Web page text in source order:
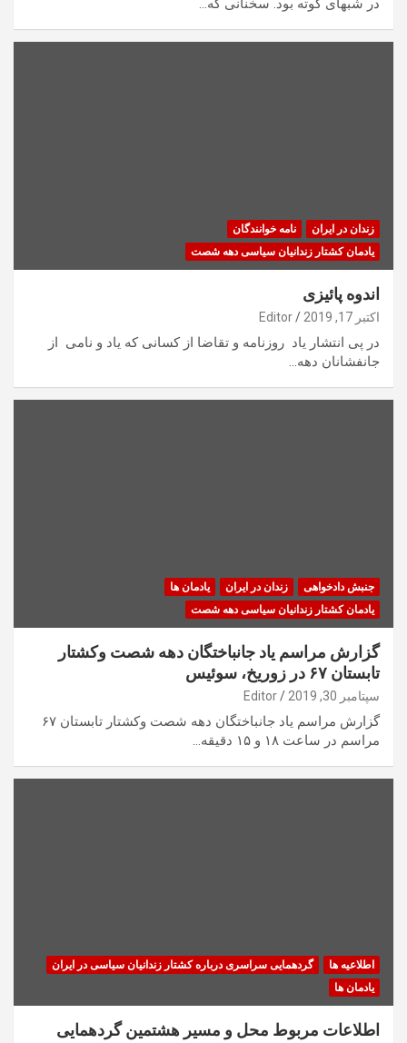
در شبهای گوته بود. سخنانی که…
زندان در ایران
نامه خوانندگان
یادمان کشتار زندانیان سیاسی دهه شصت
اندوه پائیزی
اکتبر 17, 2019 Editor
در پی انتشار یاد روزنامه و تقاضا از کسانی که یاد و نامی از
جانفشانان دهه…
جنبش دادخواهی زندان در ایران
یادمان ها
یادمان کشتار زندانیان سیاسی دهه شصت
گزارش مراسم یاد جانباختگان دهه شصت وکشتار
تابستان ۶۷ در زوریخ، سوئیس
سپتامبر 30, 2019 Editor
گزارش مراسم یاد جانباختگان دهه شصت وکشتار تابستان ۶۷
مراسم در ساعت ۱۸ و ۱۵ دقیقه…
اطلاعیه ها
گردهمایی سراسری درباره کشتار زندانیان سیاسی در ایران
یادمان ها
اطلاعات مربوط محل و مسیر هشتمین گردهمایی